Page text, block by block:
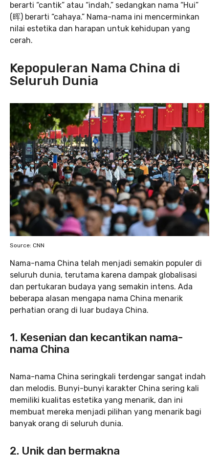
berarti “cantik” atau “indah,” sedangkan nama “Hui”
(晖) berarti “cahaya.” Nama-nama ini mencerminkan
nilai estetika dan harapan untuk kehidupan yang
cerah.
Kepopuleran Nama China di
Seluruh Dunia
Source: CNN
Nama-nama China telah menjadi semakin populer di
seluruh dunia, terutama karena dampak globalisasi
dan pertukaran budaya yang semakin intens. Ada
beberapa alasan mengapa nama China menarik
perhatian orang di luar budaya China.
1. Kesenian dan kecantikan nama-
nama China
Nama-nama China seringkali terdengar sangat indah
dan melodis. Bunyi-bunyi karakter China sering kali
memiliki kualitas estetika yang menarik, dan ini
membuat mereka menjadi pilihan yang menarik bagi
banyak orang di seluruh dunia.
2. Unik dan bermakna